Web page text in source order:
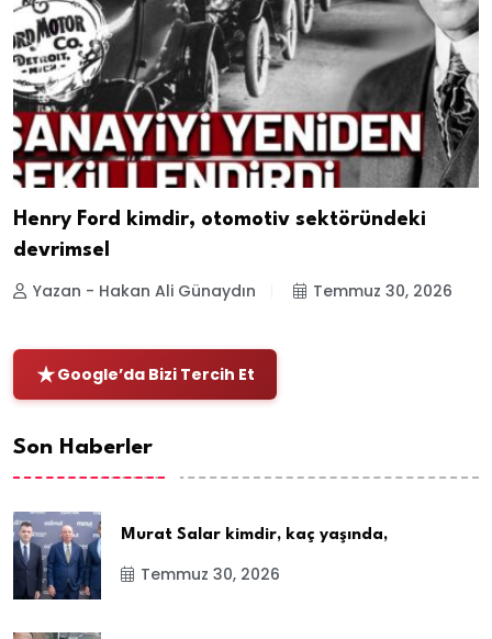
Henry Ford kimdir, otomotiv sektöründeki
devrimsel
Yazan - Hakan Ali Günaydın Temmuz 30, 2026
Google’da Bizi Tercih Et
Son Haberler
Murat Salar kimdir, kaç yaşında,
Temmuz 30, 2026